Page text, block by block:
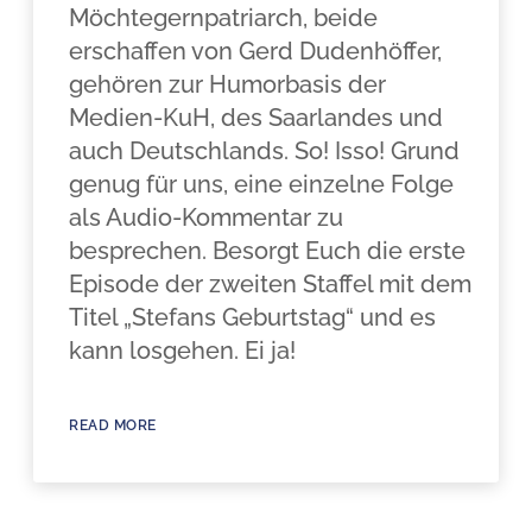
Möchtegernpatriarch, beide
erschaffen von Gerd Dudenhöffer,
gehören zur Humorbasis der
Medien-KuH, des Saarlandes und
auch Deutschlands. So! Isso! Grund
genug für uns, eine einzelne Folge
als Audio-Kommentar zu
besprechen. Besorgt Euch die erste
Episode der zweiten Staffel mit dem
Titel „Stefans Geburtstag“ und es
kann losgehen. Ei ja!
READ MORE